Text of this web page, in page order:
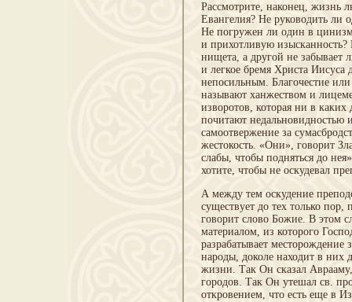
Рассмотрите, наконец, жизнь
Евангелия? Не руководить ли
Не погружен ли один в цинизм
и прихотливую
нищета, а другой не забывает
и легкое бремя Христа Иисуса
непосильным. Благочестие или
называют ханжеством и
изворотов, которая ни в
почитают недальновидностью
самоотвержение за
жестокость. «Они», говорит
слабы, чтобы подняться до
хотите, чтобы не оскудевал
А между тем оскудение
существует до тех только пор,
говорит слово Божие. В этом
материалом, из которого
разрабатывает
народы, доколе находит в них
жизни. Так Он сказал
городов. Так Он утешал св.
откровением, что есть еще в